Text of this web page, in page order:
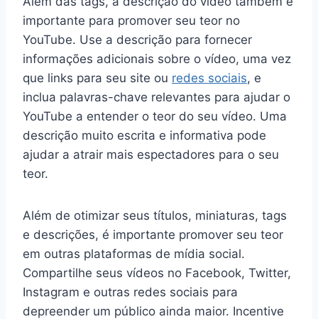
importante para promover seu teor no
YouTube. Use a descrição para fornecer
informações adicionais sobre o vídeo, uma vez
que links para seu site ou redes sociais, e
inclua palavras-chave relevantes para ajudar o
YouTube a entender o teor do seu vídeo. Uma
descrição muito escrita e informativa pode
ajudar a atrair mais espectadores para o seu
teor.
Além de otimizar seus títulos, miniaturas, tags
e descrições, é importante promover seu teor
em outras plataformas de mídia social.
Compartilhe seus vídeos no Facebook, Twitter,
Instagram e outras redes sociais para
depreender um público ainda maior. Incentive